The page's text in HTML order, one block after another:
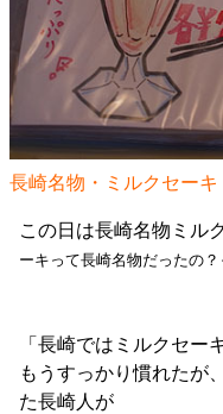
長崎名物・ミルクセーキ
この日は長崎名物ミル
ーキって長崎名物だったの
「長崎ではミルクセー
もうすっかり慣れたが
た長崎人が